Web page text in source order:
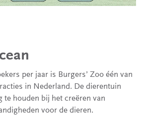
per jaar is Burgers’ Zoo één van
in Nederland. De dierentuin
te houden bij het creëren van
voor de dieren.